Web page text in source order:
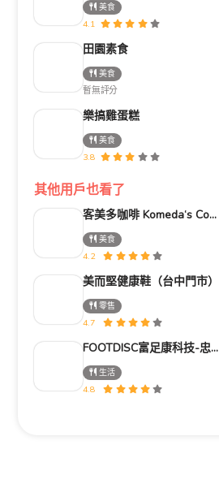
美食
4.1
田園素食
美食
暫無評分
樂搞雞蛋糕
美食
3.8
其他用戶也看了
客美多咖啡 Komeda‘s Coffee - 台南小北店
美食
4.2
美而堅健康鞋（台中門市）
零售
4.7
FOOTDISC富足康科技-忠孝直營門市
生活
4.8